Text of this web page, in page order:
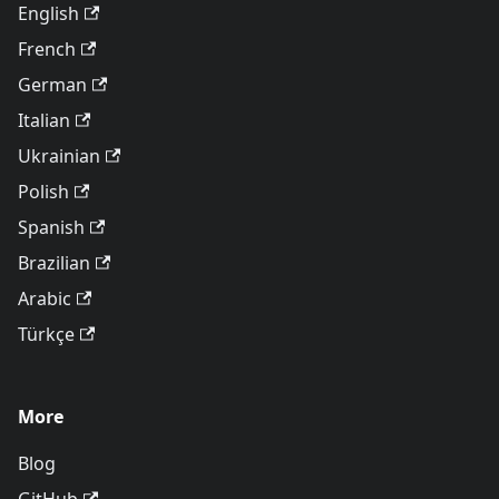
English
French
German
Italian
Ukrainian
Polish
Spanish
Brazilian
Arabic
Türkçe
More
Blog